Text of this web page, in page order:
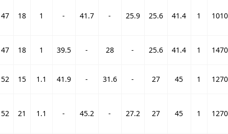
47 18 1 - 41.7 - 25.9 25.6 41.4 1
47 18 1 39.5 - 28 - 25.6 41.4 1
52 15 1.1 41.9 - 31.6 - 27 45 1
52 21 1.1 - 45.2 - 27.2 27 45 1